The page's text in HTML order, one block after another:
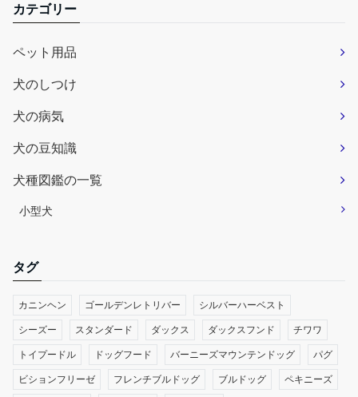
カテゴリー
ペット用品
犬のしつけ
犬の病気
犬の豆知識
犬種図鑑の一覧
小型犬
タグ
カニンヘン ゴールデンレトリバー シルバーハーベスト
シーズー スタンダード ダックス ダックスフンド チワワ
トイプードル ドッグフード バーニーズマウンテンドッグ パグ
ビションフリーゼ フレンチブルドッグ ブルドッグ ペキニーズ